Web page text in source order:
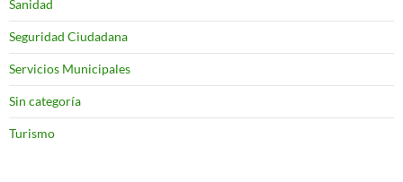
Sanidad
Seguridad Ciudadana
Servicios Municipales
Sin categoría
Turismo